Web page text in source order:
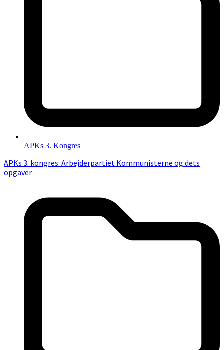
APKs 3. Kongres
APKs 3. kongres: Arbejderpartiet Kommunisterne og dets
opgaver